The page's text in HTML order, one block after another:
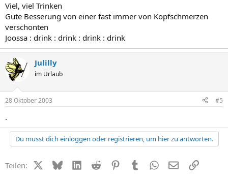
Viel, viel Trinken
Gute Besserung von einer fast immer von Kopfschmerzen
verschonten
Joossa : drink : drink : drink : drink
Julilly
im Urlaub
28 Oktober 2003 #5
.
Du musst dich einloggen oder registrieren, um hier zu antworten.
Teilen: X (Twitter)
BlueskyLinkedIn
Reddit PinterestTumblr WhatsApp
E-MailLink